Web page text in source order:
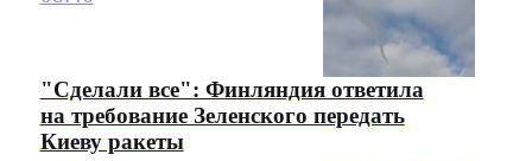
"Сделали все": Финляндия ответила
на требование Зеленского передать
Киеву ракеты